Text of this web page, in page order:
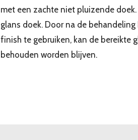
met een zachte niet pluizende
glans doek. Door na de
finish te gebruiken, kan de bereikte
behouden worden blijven.